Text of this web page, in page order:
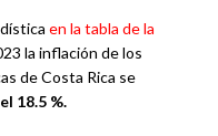
en la tabla de la
la inflación de los
de Costa Rica se
18.5 %.